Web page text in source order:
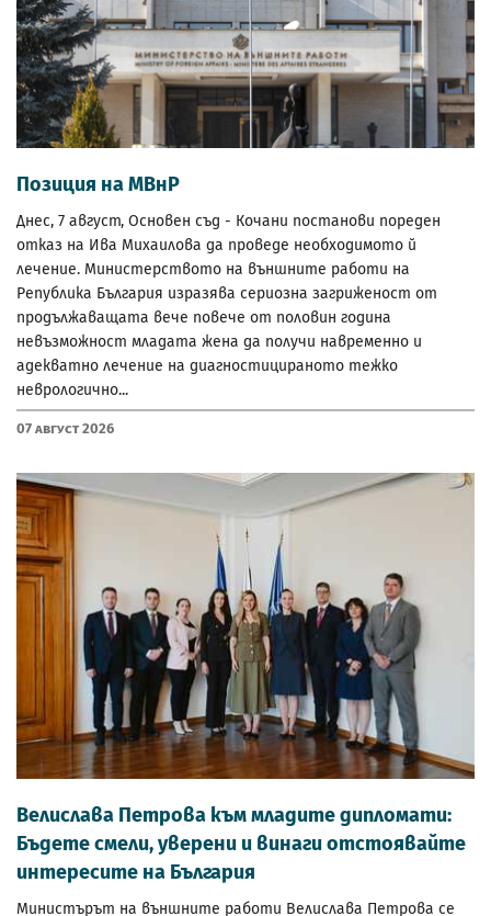
Позиция на МВнР
Днес, 7 август, Основен съд - Кочани постанови пореден
отказ на Ива Михаилова да проведе необходимото й
лечение. Министерството на външните работи на
Република България изразява сериозна загриженост от
продължаващата вече повече от половин година
невъзможност младата жена да получи навременно и
адекватно лечение на диагностицираното тежко
неврологично...
07 Август 2026
Велислава Петрова към младите дипломати:
Бъдете смели, уверени и винаги отстоявайте
интересите на България
Министърът на външните работи Велислава Петрова се